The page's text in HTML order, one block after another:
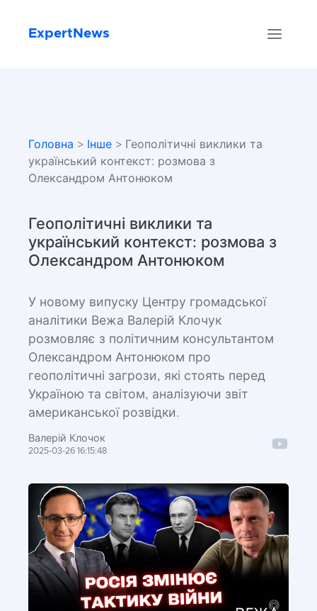
ExpertNews
Головна > Інше > Геополітичні виклики та
український контекст: розмова з
Олександром Антонюком
Геополітичні виклики та
український контекст: розмова з
Олександром Антонюком
У новому випуску Центру громадської
аналітики Вежа Валерій Клочук
розмовляє з політичним консультантом
Олександром Антонюком про
геополітичні загрози, які стоять перед
Україною та світом, аналізуючи звіт
американської розвідки.
Валерій Клочок
2025-03-26 16:15:48